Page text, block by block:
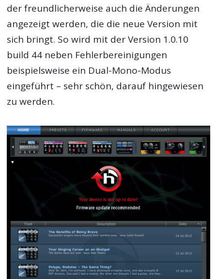
der freundlicherweise auch die Änderungen
angezeigt werden, die die neue Version mit
sich bringt. So wird mit der Version 1.0.10
build 44 neben Fehlerbereinigungen
beispielsweise ein Dual-Mono-Modus
eingeführt – sehr schön, darauf hingewiesen
zu werden.